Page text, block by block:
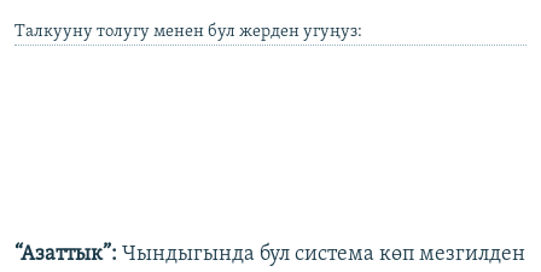
Талкууну толугу менен бул жерден угуңуз:
“Азаттык”: Чындыгында бул система көп мезгилден